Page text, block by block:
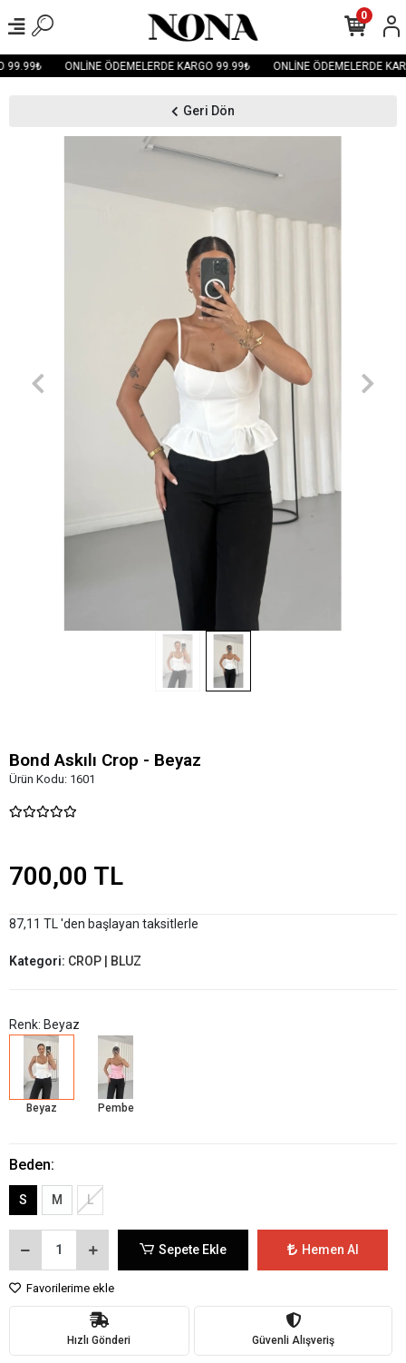
99.99₺ ONLİNE ÖDEMELERDE KARGO 99.99₺ ONLİNE ÖDEMELERDE
0
Geri Dön
Bond Askılı Crop - Beyaz
Ürün Kodu: 1601
700,00 TL
87,11 TL 'den başlayan taksitlerle
Kategori: CROP | BLUZ
Renk: Beyaz
Beyaz Pembe
Beden:
S M L
Sepete Ekle Hemen Al
Favorilerime ekle
Hızlı Gönderi Güvenli Alışveriş